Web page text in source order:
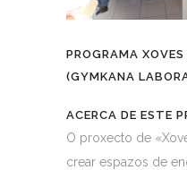
PROGRAMA
(GYMKANA
ACERCA DE ESTE
O proxecto de
crear espazos de